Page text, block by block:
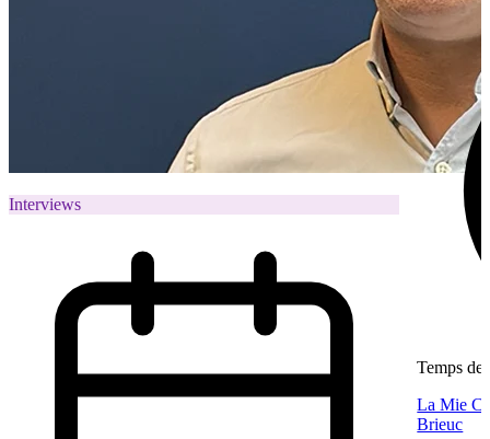
Interviews
Temps de
La Mie
Brieuc